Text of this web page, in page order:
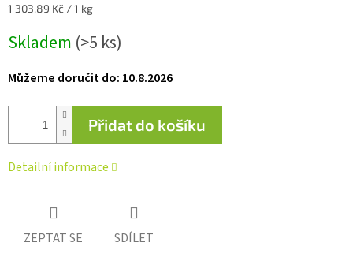
Měrná
1 303,89 Kč / 1 kg
Skladem (>5 ks)
Můžeme doručit do: 10.8.2026
Přidat do košíku
Detailní informace
ZEPTAT SE SDÍLET